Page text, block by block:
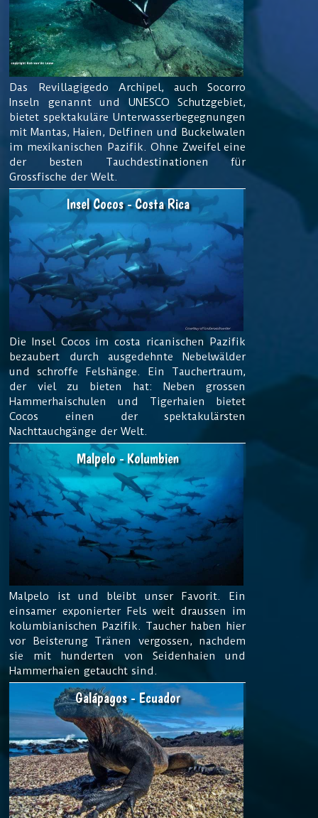
Das Revillagigedo Archipel, auch Socorro
Inseln genannt und UNESCO Schutzgebiet,
bietet spektakuläre Unterwasserbegegnungen
mit Mantas, Haien, Delfinen und Buckelwalen
im mexikanischen Pazifik. Ohne Zweifel eine
der besten Tauchdestinationen für
Grossfische der Welt.
Insel Cocos - Costa Rica
Die Insel Cocos im costa ricanischen Pazifik
bezaubert durch ausgedehnte Nebelwälder
und schroffe Felshänge. Ein Tauchertraum,
der viel zu bieten hat: Neben grossen
Hammerhaischulen und Tigerhaien bietet
Cocos einen der spektakulärsten
Nachttauchgänge der Welt.
Malpelo - Kolumbien
Malpelo ist und bleibt unser Favorit. Ein
einsamer exponierter Fels weit draussen im
kolumbianischen Pazifik. Taucher haben hier
vor Beisterung Tränen vergossen, nachdem
sie mit hunderten von Seidenhaien und
Hammerhaien getaucht sind.
Galápagos - Ecuador